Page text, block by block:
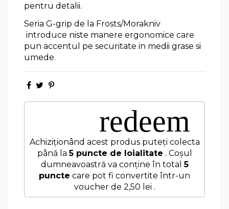
pentru detalii.
Seria G-grip de la Frosts/Morakniv
introduce niste manere ergonomice care
pun accentul pe securitate in medii grase si
umede.
redeem
Achiziționând acest produs puteți colecta
până la5puncte de loialitate . Coșul
dumneavoastră va conține în total5
puncte care pot fi convertite într-un
voucher de 2,50 lei .